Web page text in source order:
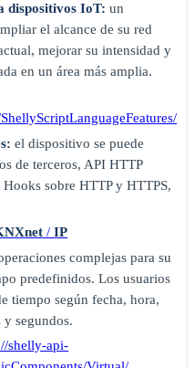
dispositivos IoT: un
el alcance de su red
mejorar su intensidad y
en un área más amplia.
el dispositivo se puede
de terceros, API HTTP
sobre HTTP y HTTPS,
/IP
complejas para su
predefinidos. Los usuarios
tiempo según fecha, hora,
y segundos.
shelly-api-